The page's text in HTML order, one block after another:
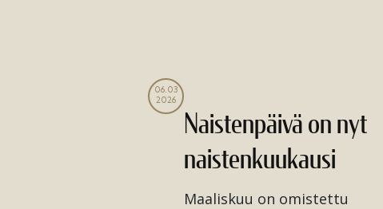
06.03
2026
Naistenpäivä on nyt
naistenkuukausi
Maaliskuu on omistettu